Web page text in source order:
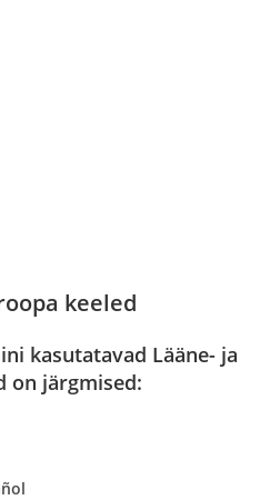
keeled
kasutatavad Lääne- ja
on järgmised: